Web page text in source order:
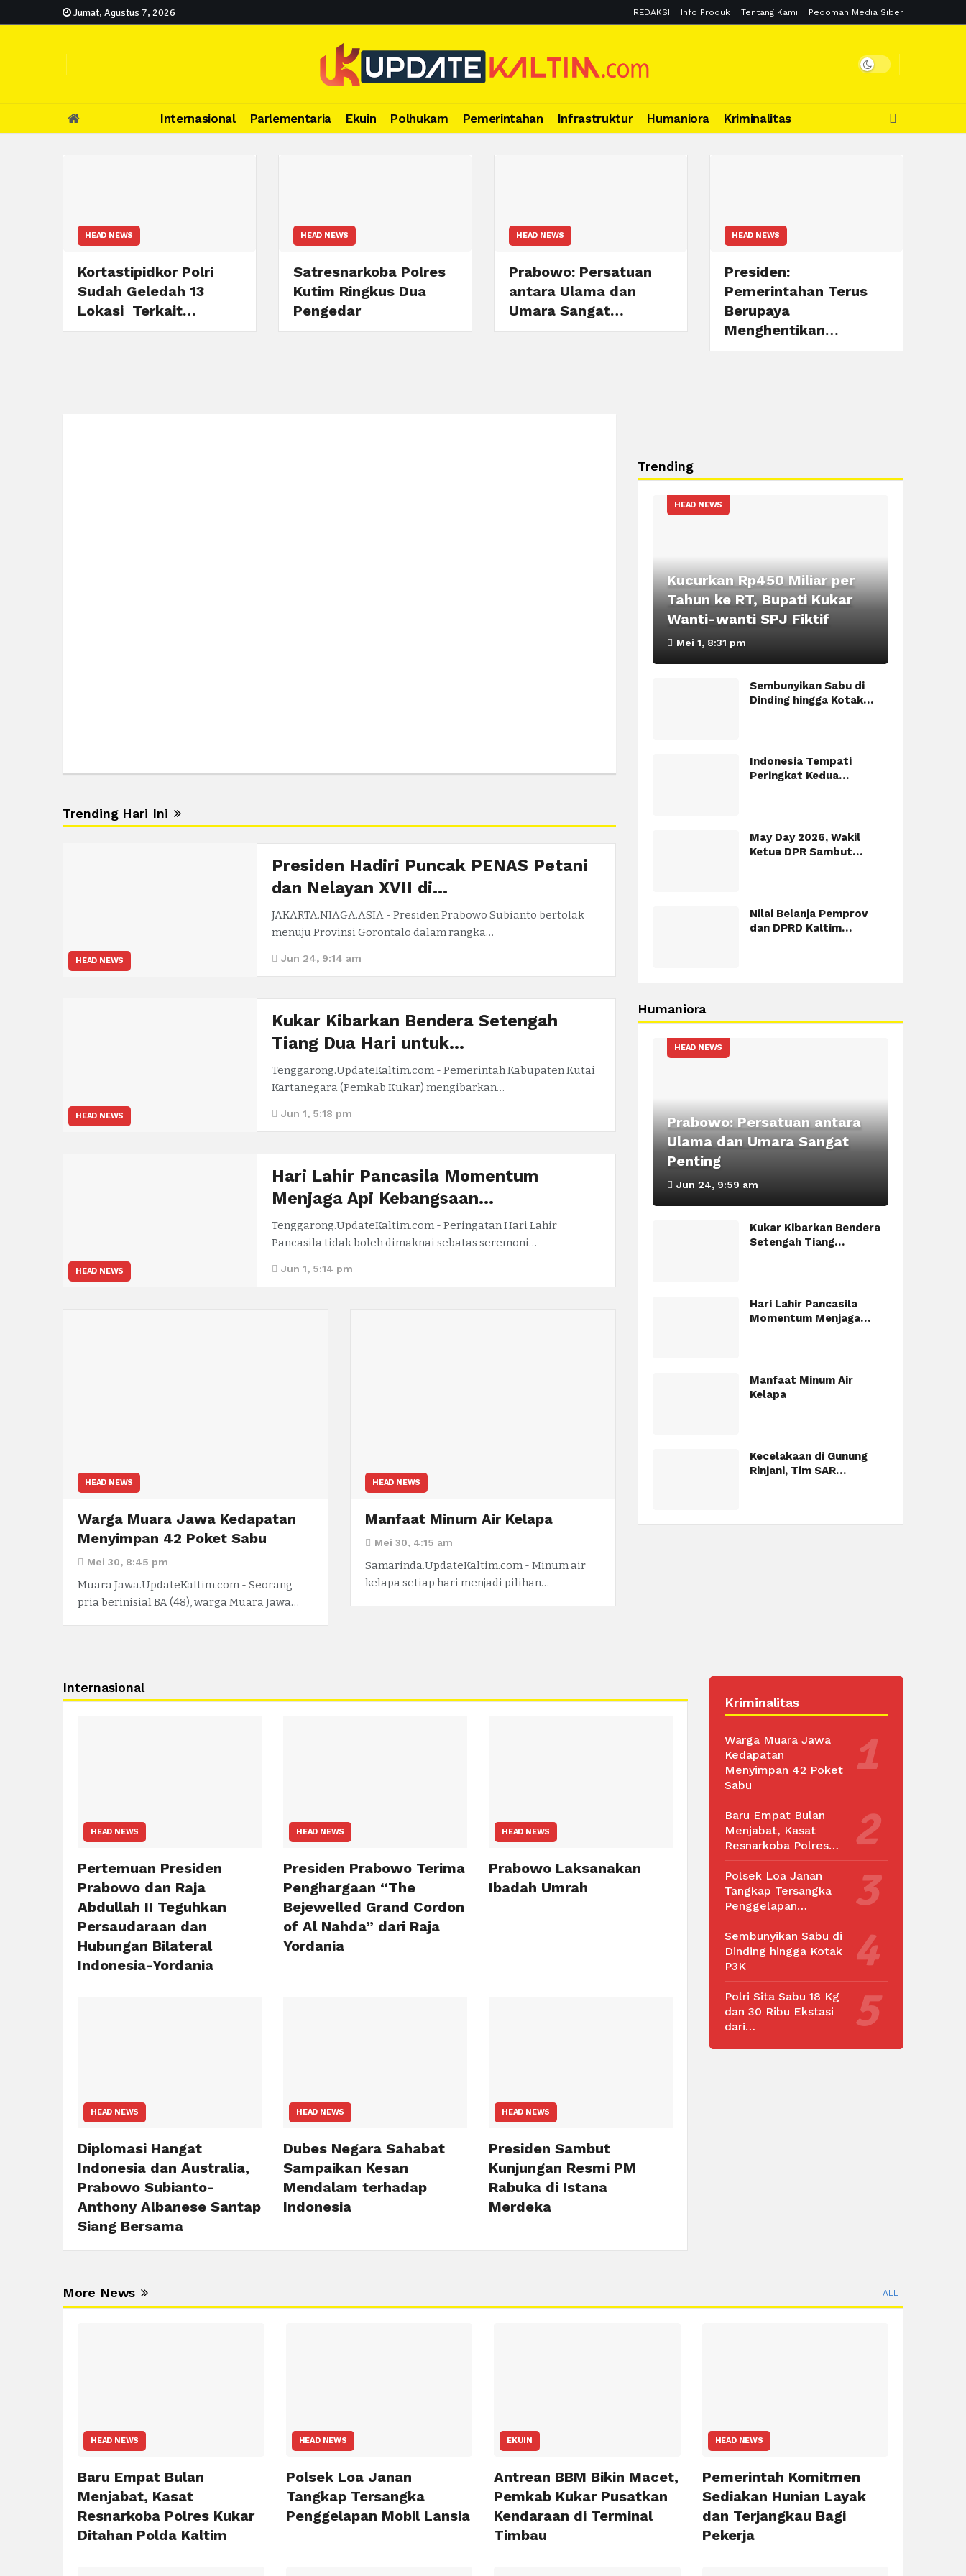
Jumat, Agustus 7, 2026 REDAKSI Info Produk Tentang Kami Pedoman Media Siber
Internasional Parlementaria Ekuin Polhukam Pemerintahan Infrastruktur Humaniora Kriminalitas
HEAD NEWS
Kortastipidkor Polri
Sudah Geledah 13
Lokasi Terkait…
HEAD NEWS
Satresnarkoba Polres
Kutim Ringkus Dua
Pengedar
HEAD NEWS
Prabowo: Persatuan
antara Ulama dan
Umara Sangat…
HEAD NEWS
Presiden:
Pemerintahan Terus
Berupaya
Menghentikan…
Trending Hari Ini
HEAD NEWS
Presiden Hadiri Puncak PENAS Petani
dan Nelayan XVII di…
JAKARTA.NIAGA.ASIA - Presiden Prabowo Subianto bertolak
menuju Provinsi Gorontalo dalam rangka…
Jun 24, 9:14 am
HEAD NEWS
Kukar Kibarkan Bendera Setengah
Tiang Dua Hari untuk…
Tenggarong.UpdateKaltim.com - Pemerintah Kabupaten Kutai
Kartanegara (Pemkab Kukar) mengibarkan…
Jun 1, 5:18 pm
HEAD NEWS
Hari Lahir Pancasila Momentum
Menjaga Api Kebangsaan…
Tenggarong.UpdateKaltim.com - Peringatan Hari Lahir
Pancasila tidak boleh dimaknai sebatas seremoni…
Jun 1, 5:14 pm
HEAD NEWS
Warga Muara Jawa Kedapatan
Menyimpan 42 Poket Sabu
Mei 30, 8:45 pm
Muara Jawa.UpdateKaltim.com - Seorang
pria berinisial BA (48), warga Muara Jawa…
HEAD NEWS
Manfaat Minum Air Kelapa
Mei 30, 4:15 am
Samarinda.UpdateKaltim.com - Minum air
kelapa setiap hari menjadi pilihan…
Trending
HEAD NEWS
Kucurkan Rp450 Miliar per
Tahun ke RT, Bupati Kukar
Wanti-wanti SPJ Fiktif
Mei 1, 8:31 pm
Sembunyikan Sabu di
Dinding hingga Kotak…
Indonesia Tempati
Peringkat Kedua…
May Day 2026, Wakil
Ketua DPR Sambut…
Nilai Belanja Pemprov
dan DPRD Kaltim…
Humaniora
HEAD NEWS
Prabowo: Persatuan antara
Ulama dan Umara Sangat
Penting
Jun 24, 9:59 am
Kukar Kibarkan Bendera
Setengah Tiang…
Hari Lahir Pancasila
Momentum Menjaga…
Manfaat Minum Air
Kelapa
Kecelakaan di Gunung
Rinjani, Tim SAR…
Internasional
HEAD NEWS
Pertemuan Presiden
Prabowo dan Raja
Abdullah II Teguhkan
Persaudaraan dan
Hubungan Bilateral
Indonesia-Yordania
HEAD NEWS
Presiden Prabowo Terima
Penghargaan “The
Bejewelled Grand Cordon
of Al Nahda” dari Raja
Yordania
HEAD NEWS
Prabowo Laksanakan
Ibadah Umrah
HEAD NEWS
Diplomasi Hangat
Indonesia dan Australia,
Prabowo Subianto-
Anthony Albanese Santap
Siang Bersama
HEAD NEWS
Dubes Negara Sahabat
Sampaikan Kesan
Mendalam terhadap
Indonesia
HEAD NEWS
Presiden Sambut
Kunjungan Resmi PM
Rabuka di Istana
Merdeka
Kriminalitas
Warga Muara Jawa
Kedapatan
Menyimpan 42 Poket
Sabu
Baru Empat Bulan
Menjabat, Kasat
Resnarkoba Polres…
Polsek Loa Janan
Tangkap Tersangka
Penggelapan…
Sembunyikan Sabu di
Dinding hingga Kotak
P3K
Polri Sita Sabu 18 Kg
dan 30 Ribu Ekstasi
dari…
More News ALL
HEAD NEWS
Baru Empat Bulan
Menjabat, Kasat
Resnarkoba Polres Kukar
Ditahan Polda Kaltim
HEAD NEWS
Polsek Loa Janan
Tangkap Tersangka
Penggelapan Mobil Lansia
EKUIN
Antrean BBM Bikin Macet,
Pemkab Kukar Pusatkan
Kendaraan di Terminal
Timbau
HEAD NEWS
Pemerintah Komitmen
Sediakan Hunian Layak
dan Terjangkau Bagi
Pekerja